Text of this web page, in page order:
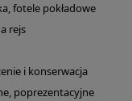
fotele pokładowe
rejs
i konserwacja
poprezentacyjne